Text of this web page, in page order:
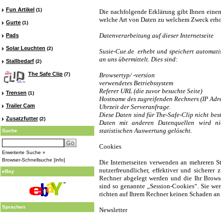
Fun Artikel (1)
Gurte (1)
Pads
Solar Leuchten (2)
Stallbedarf (2)
The Safe Clip (7)
Trensen (1)
Trailer Cam
Zusatzfutter (2)
Suche
Erweiterte Suche »
Browser-Schnellsuche [info]
eBay
Sprachen
Die nachfolgende Erklärung gibt Ihnen
welche Art von Daten zu welchem Zweck
Datenverarbeitung auf dieser Internetseite
Susie-Cue.de erhebt und speichert
an uns übermittelt. Dies sind:
Browsertyp/ -version
verwendetes Betriebssystem
Referer URL (die zuvor besuchte Seite)
Hostname des zugreifenden Rechners (IP
Uhrzeit der Serveranfrage.
Diese Daten sind für The-Safe-Clip nicht
Daten mit anderen Datenquellen wird
statistischen Auswertung gelöscht.
Cookies
Die Internetseiten verwenden an mehreren
nutzerfreundlicher, effektiver und sicherer
Rechner abgelegt werden und die Ihr
sind so genannte „Session-Cookies“. Sie
richten auf Ihrem Rechner keinen Schaden
Newsletter